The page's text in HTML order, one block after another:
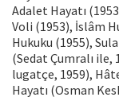
Adalet Hayatı
Voli (1953), İslâm
Hukuku (1955),
(Sedat Çumralı
lugatçe, 1959),
Hayatı (Osman